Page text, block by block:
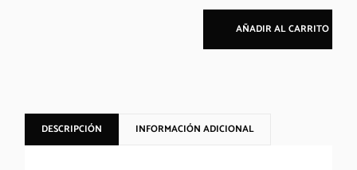
AÑADIR AL CARRITO
DESCRIPCIÓN INFORMACIÓN ADICIONAL